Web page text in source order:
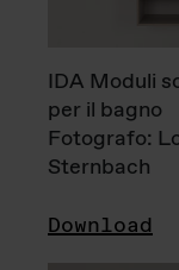
IDA Moduli
per il bagno
Fotografo:
Sternbach
Download